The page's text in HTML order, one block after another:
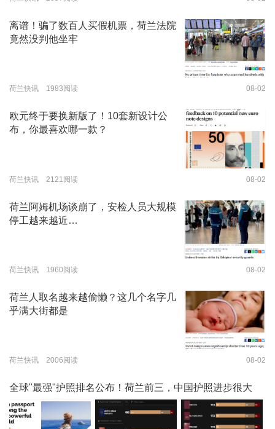
离谱！骗了数百人买假机票，荷兰法院
竟然没判他坐牢
荷兰快讯 1983阅读 08-02
欧元终于要换新版了！10套新设计公
布，你最喜欢哪一款？
荷兰快讯 2121阅读 08-02
荷兰阿姆机场谈崩了，安检人员大规模
停工越来越近…
荷兰快讯 1960阅读 08-02
荷兰人取名越来越偷懒？这几个名字几
乎满大街都是
荷兰快讯 2006阅读 08-02
全球"最强"护照排名公布！荷兰前三，中国护照进步很大